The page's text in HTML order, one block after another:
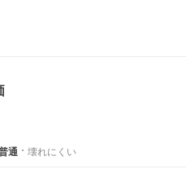
通 壊れにくい